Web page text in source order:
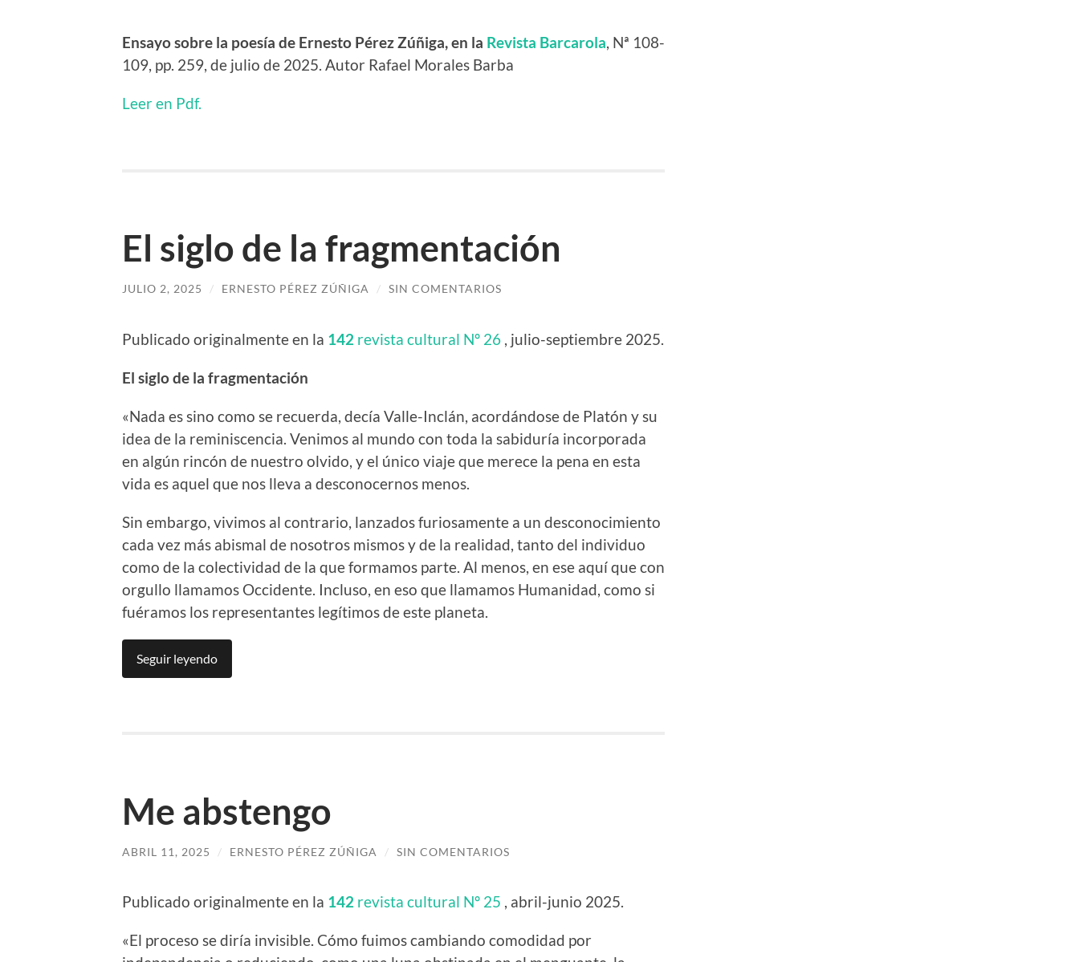
Ensayo sobre la poesía de Ernesto Pérez Zúñiga, en la Revista Barcarola, Nª 108-
109, pp. 259, de julio de 2025. Autor Rafael Morales Barba
Leer en Pdf.
El siglo de la fragmentación
JULIO 2, 2025 / ERNESTO PÉREZ ZÚÑIGA / SIN COMENTARIOS
Publicado originalmente en la 142 revista cultural Nº 26 , julio-septiembre 2025.
El siglo de la fragmentación
«Nada es sino como se recuerda, decía Valle-Inclán, acordándose de Platón y su
idea de la reminiscencia. Venimos al mundo con toda la sabiduría incorporada
en algún rincón de nuestro olvido, y el único viaje que merece la pena en esta
vida es aquel que nos lleva a desconocernos menos.
Sin embargo, vivimos al contrario, lanzados furiosamente a un desconocimiento
cada vez más abismal de nosotros mismos y de la realidad, tanto del individuo
como de la colectividad de la que formamos parte. Al menos, en ese aquí que con
orgullo llamamos Occidente. Incluso, en eso que llamamos Humanidad, como si
fuéramos los representantes legítimos de este planeta.
Seguir leyendo
Me abstengo
ABRIL 11, 2025 / ERNESTO PÉREZ ZÚÑIGA / SIN COMENTARIOS
Publicado originalmente en la 142 revista cultural Nº 25 , abril-junio 2025.
«El proceso se diría invisible. Cómo fuimos cambiando comodidad por